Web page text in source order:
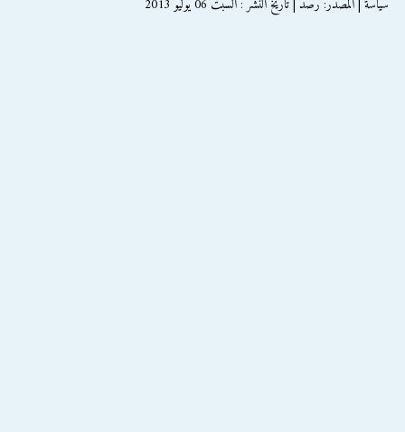
سياسة | المصدر: رصد | تاريخ النشر : السبت 06 يوليو 2013